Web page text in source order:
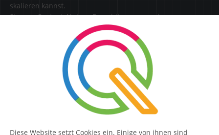
skalieren kannst.
Steuere Content, Nutzer, Berechtigungen und
Erweiterungen zentral in einer Lösung.
Diese Website setzt Cookies ein. Einige von ihnen sind